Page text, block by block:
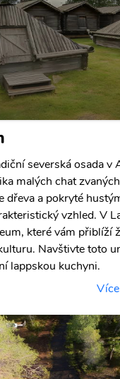
severská osada v
malých chat
dřeva a pokryté
vzhled. V
které vám přiblíží
Navštivte toto
lappskou kuchyni.